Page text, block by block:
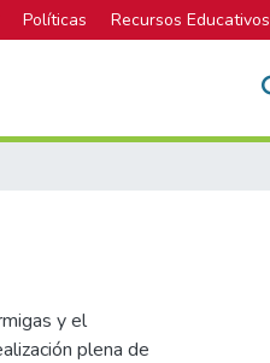
Políticas Recursos Educativos
y el
plena de